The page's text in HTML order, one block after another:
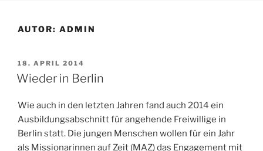
AUTOR: ADMIN
VERÖFFENTLICHT
AM
18. APRIL 2014
Wieder in Berlin
Wie auch in den letzten Jahren fand auch 2014 ein
Ausbildungsabschnitt für angehende Freiwillige in
Berlin statt. Die jungen Menschen wollen für ein Jahr
als Missionarinnen auf Zeit (MAZ) das Engagement mit